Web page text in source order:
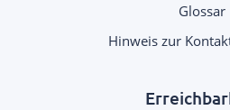
Glossar
Hinweis zur